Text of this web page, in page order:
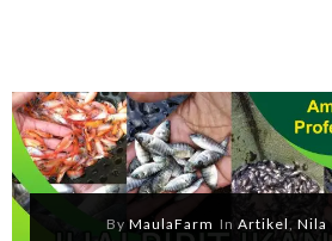
By MaulaFarm In Artikel, Nila